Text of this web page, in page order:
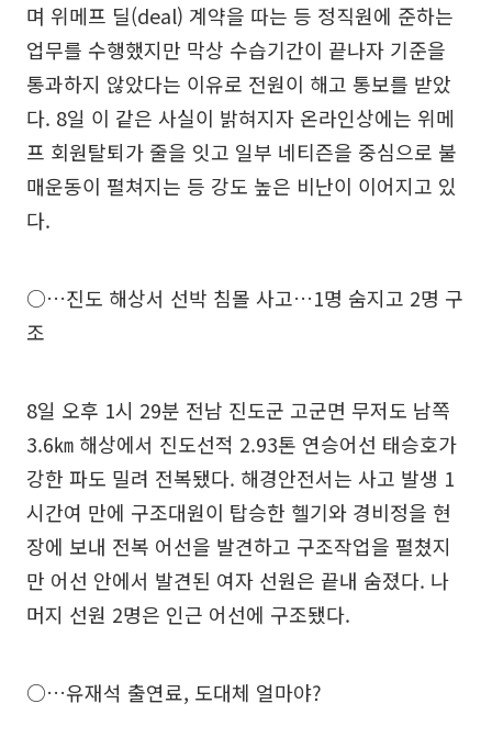
며 위메프 딜(deal) 계약을 따는 등 정직원에 준하는
업무를 수행했지만 막상 수습기간이 끝나자 기준을
통과하지 않았다는 이유로 전원이 해고 통보를 받았
다. 8일 이 같은 사실이 밝혀지자 온라인상에는 위메
프 회원탈퇴가 줄을 잇고 일부 네티즌을 중심으로 불
매운동이 펼쳐지는 등 강도 높은 비난이 이어지고 있
다.
○…진도 해상서 선박 침몰 사고…1명 숨지고 2명 구
조
8일 오후 1시 29분 전남 진도군 고군면 무저도 남쪽
3.6㎞ 해상에서 진도선적 2.93톤 연승어선 태승호가
강한 파도 밀려 전복됐다. 해경안전서는 사고 발생 1
시간여 만에 구조대원이 탑승한 헬기와 경비정을 현
장에 보내 전복 어선을 발견하고 구조작업을 펼쳤지
만 어선 안에서 발견된 여자 선원은 끝내 숨졌다. 나
머지 선원 2명은 인근 어선에 구조됐다.
○…유재석 출연료, 도대체 얼마야?